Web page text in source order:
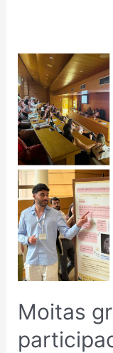
Moitas